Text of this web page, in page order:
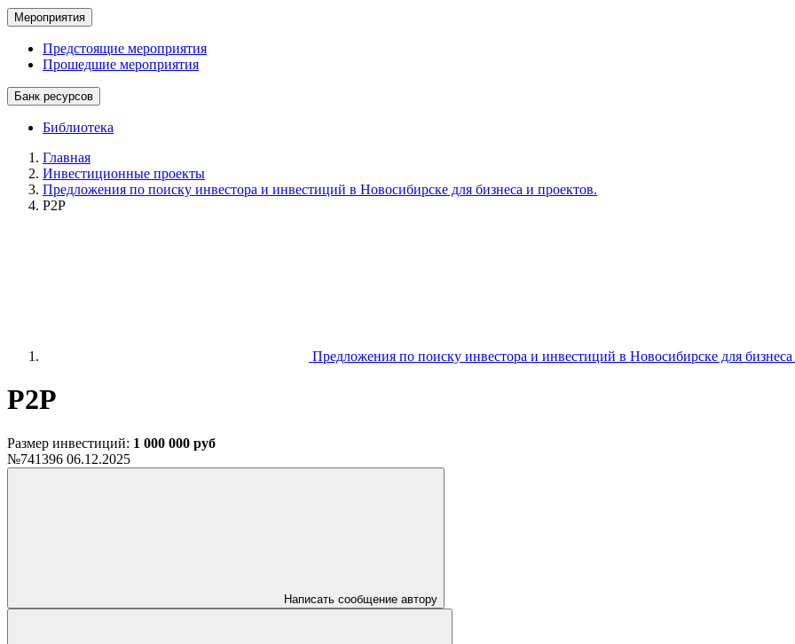
Мероприятия
Предстоящие мероприятия
Прошедшие мероприятия
Банк ресурсов
Библиотека
Главная
Инвестиционные проекты
Предложения по поиску инвестора и инвестиций в Новосибирске для бизнеса и проектов.
P2P
Предложения по поиску инвестора и инвестиций в Новосибирске для бизнеса
P2P
Размер инвестиций: 1 000 000 руб
№741396 06.12.2025
Написать сообщение автору